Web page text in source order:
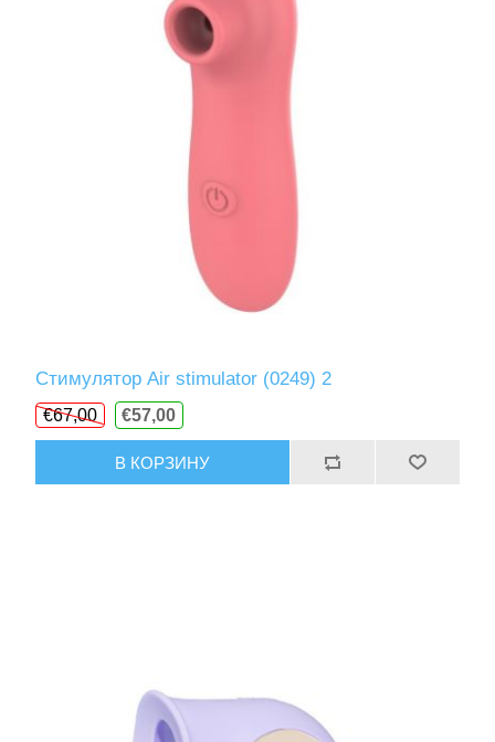
Стимулятор Air stimulator (0249) 2
€67,00 €57,00
В КОРЗИНУ